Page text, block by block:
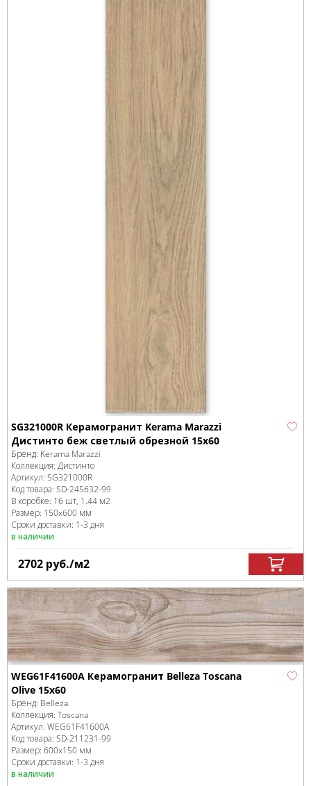
SG321000R Керамогранит Kerama Marazzi
Дистинто беж светлый обрезной 15x60
Бренд: Kerama Marazzi
Коллекция: Дистинто
Артикул: SG321000R
Код товара: SD-245632-99
В коробке: 16 шт, 1.44 м2
Размер: 150x600 мм
Сроки доставки: 1-3 дня
в наличии
2702 руб./м2
WEG61F41600A Керамогранит Belleza Toscana
Olive 15x60
Бренд: Belleza
Коллекция: Toscana
Артикул: WEG61F41600A
Код товара: SD-211231-99
Размер: 600x150 мм
Сроки доставки: 1-3 дня
в наличии